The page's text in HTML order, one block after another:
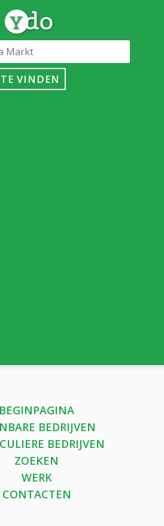
TE VINDEN
BEGINPAGINA
BEDRIJVEN
BEDRIJVEN
ZOEKEN
WERK
CONTACTEN